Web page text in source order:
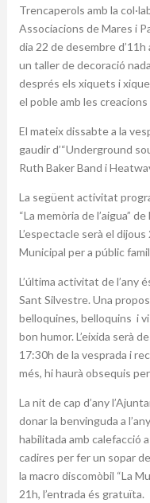
Trencaperols amb la
Associacions de Mares i
dia 22 de desembre d’11h
un taller de decoració
després els xiquets i
el poble amb les
El mateix dissabte a la
gaudir d’“Underground
Ruth Baker Band i
La següent activitat
“La memòria de l’aigua”
L’espectacle serà el
Municipal per a públic
L’última activitat de l’any
Sant Silvestre. Una
belloquines, belloquins i
bon humor. L’eixida serà
17:30h de la vesprada i
més, hi haurà obsequis
La nit de cap d’any
donar la benvinguda a
habilitada amb calefacció
cadires per fer un sopar
la macro discomòbil “La
21h, l’entrada és gratuïta.